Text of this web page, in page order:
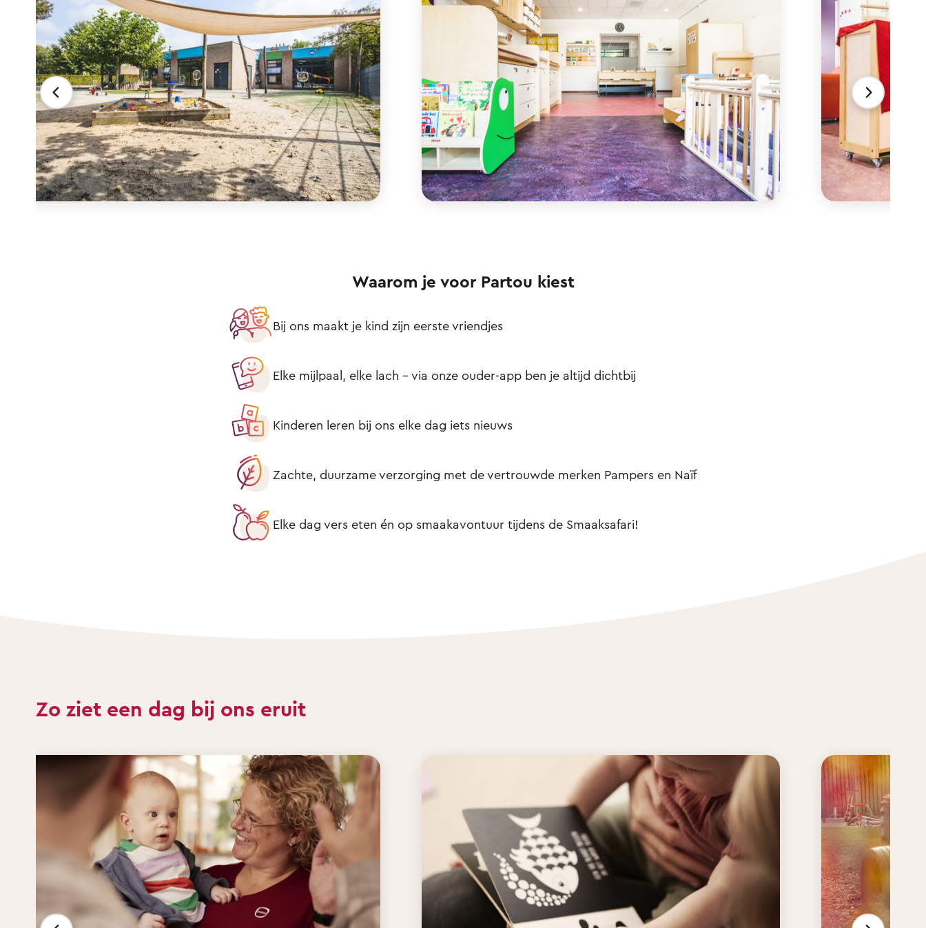
Waarom je voor Partou kiest
Bij ons maakt je kind zijn eerste vriendjes
Elke mijlpaal, elke lach – via onze ouder-app ben je altijd dichtbij
Kinderen leren bij ons elke dag iets nieuws
Zachte, duurzame verzorging met de vertrouwde merken Pampers en Naïf
Elke dag vers eten én op smaakavontuur tijdens de Smaaksafari!
Zo ziet een dag bij ons eruit